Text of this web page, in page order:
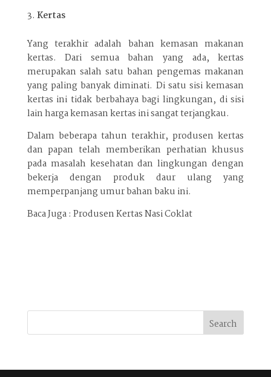
Kertas
Yang terakhir adalah bahan kemasan makanan
kertas. Dari semua bahan yang ada, kertas
merupakan salah satu bahan pengemas makanan
yang paling banyak diminati. Di satu sisi kemasan
kertas ini tidak berbahaya bagi lingkungan, di sisi
lain harga kemasan kertas ini sangat terjangkau.
Dalam beberapa tahun terakhir, produsen kertas
dan papan telah memberikan perhatian khusus
pada masalah kesehatan dan lingkungan dengan
bekerja dengan produk daur ulang yang
memperpanjang umur bahan baku ini.
Baca Juga : Produsen Kertas Nasi Coklat